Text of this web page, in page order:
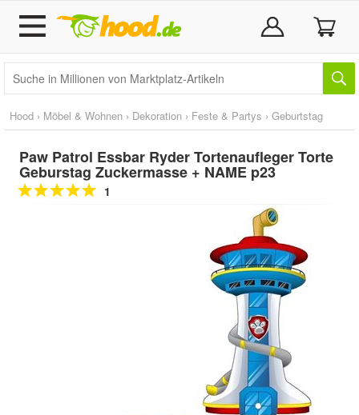
Hood › Möbel & Wohnen › Dekoration › Feste & Partys › Geburtstag
Paw Patrol Essbar Ryder Tortenaufleger Torte
Geburstag Zuckermasse + NAME p23
1